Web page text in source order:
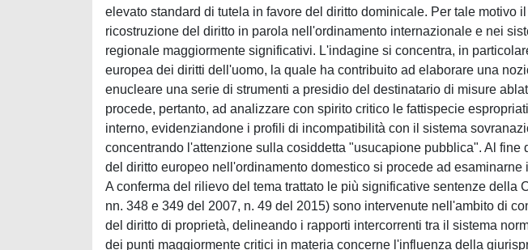
elevato standard di tutela in favore del diritto dominicale. Per tale motivo
ricostruzione del diritto in parola nell'ordinamento internazionale e nei
regionale maggiormente significativi. L'indagine si concentra, in
europea dei diritti dell'uomo, la quale ha contribuito ad elaborare una
enucleare una serie di strumenti a presidio del destinatario di misure
procede, pertanto, ad analizzare con spirito critico le fattispecie
interno, evidenziandone i profili di incompatibilità con il sistema
concentrando l'attenzione sulla cosiddetta "usucapione pubblica". Al fine
del diritto europeo nell'ordinamento domestico si procede ad
A conferma del rilievo del tema trattato le più significative sentenze della
nn. 348 e 349 del 2007, n. 49 del 2015) sono intervenute nell'ambito di
del diritto di proprietà, delineando i rapporti intercorrenti tra il sistema
dei punti maggiormente critici in materia concerne l'influenza della